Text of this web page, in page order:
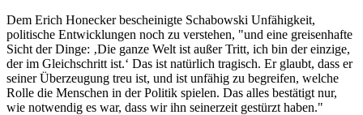
Dem Erich Honecker bescheinigte Schabowski Unfähigkeit,
politische Entwicklungen noch zu verstehen, "und eine greisenhafte
Sicht der Dinge: ‚Die ganze Welt ist außer Tritt, ich bin der einzige,
der im Gleichschritt ist.‘ Das ist natürlich tragisch. Er glaubt, dass er
seiner Überzeugung treu ist, und ist unfähig zu begreifen, welche
Rolle die Menschen in der Politik spielen. Das alles bestätigt nur,
wie notwendig es war, dass wir ihn seinerzeit gestürzt haben."